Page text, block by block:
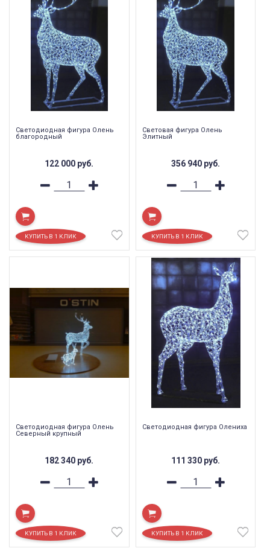
Светодиодная фигура Олень
благородный
122 000 руб.
Световая фигура Олень
Элитный
356 940 руб.
Светодиодная фигура Олень
Северный крупный
182 340 руб.
Светодиодная фигура Олениха
111 330 руб.